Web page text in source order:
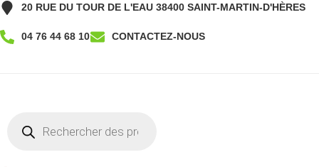
Aller
contenu
20 RUE DU TOUR DE L'EAU 38400 SAINT-MARTIN-D'HÈRES
04 76 44 68 10 CONTACTEZ-NOUS
produits